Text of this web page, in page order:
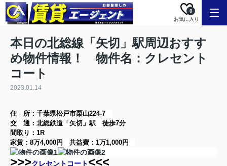
お気に入り
0
本日の北総線「矢切」駅周辺おすす
め物件情報！ 物件名：クレセント
コート
2023.01.14
住 所： 千葉県松戸市栗山224-7
交 通：北総鉄道「矢切」駅 徒歩7分
間取り： 1R
家賃： 8万4,000円 共益費： 1万1,000円
>>>クレセントコート<<<